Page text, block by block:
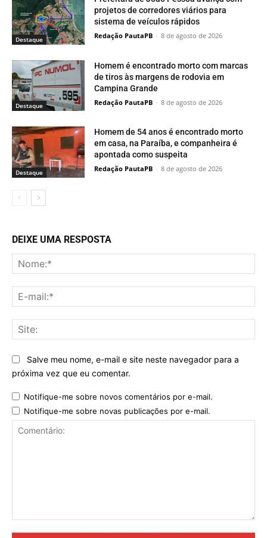
Destaque
projetos de corredores viários para
sistema de veículos rápidos
Redação PautaPB - 8 de agosto de 2026
Destaque
Homem é encontrado morto com marcas
de tiros às margens de rodovia em
Campina Grande
Redação PautaPB - 8 de agosto de 2026
Destaque
Homem de 54 anos é encontrado morto
em casa, na Paraíba, e companheira é
apontada como suspeita
Redação PautaPB - 8 de agosto de 2026
DEIXE UMA RESPOSTA
Salve meu nome, e-mail e site neste navegador para a
próxima vez que eu comentar.
Notifique-me sobre novos comentários por e-mail.
Notifique-me sobre novas publicações por e-mail.